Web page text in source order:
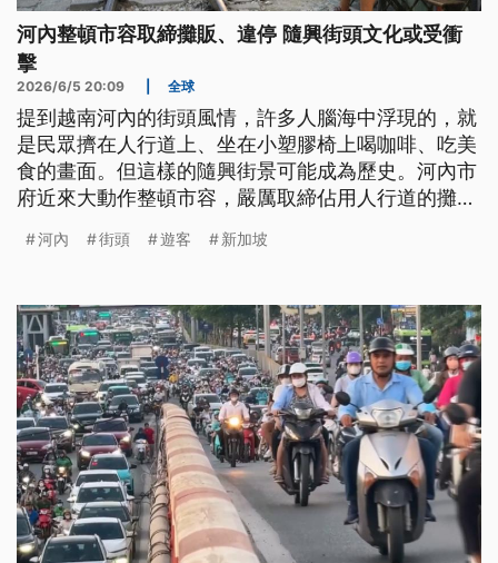
河內整頓市容取締攤販、違停 隨興街頭文化或受衝
擊
2026/6/5 20:09 全球
提到越南河內的街頭風情，許多人腦海中浮現的，就
是民眾擠在人行道上、坐在小塑膠椅上喝咖啡、吃美
食的畫面。但這樣的隨興街景可能成為歷史。河內市
府近來大動作整頓市容，嚴厲取締佔用人行道的攤販
河內 街頭 遊客 新加坡